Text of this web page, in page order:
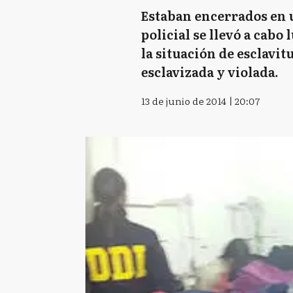
Estaban encerrados
policial se llevó a
la situación de
esclavizada y violada.
13 de junio de 2014 | 20:07